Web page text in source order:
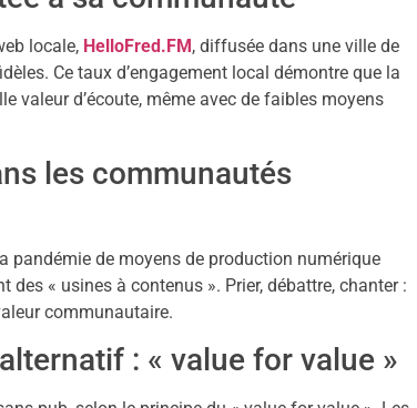
locale, HelloFred.FM, diffusée dans une ville de
Ce taux d’engagement local démontre que la
valeur d’écoute, même avec de faibles moyens
les communautés
pandémie de moyens de production numérique
« usines à contenus ». Prier, débattre, chanter :
communautaire.
: « value for value »